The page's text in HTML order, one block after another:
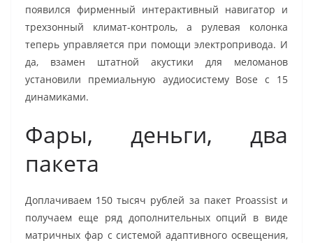
появился фирменный интерактивный навигатор и
трехзонный климат-контроль, а рулевая колонка
теперь управляется при помощи электропривода. И
да, взамен штатной акустики для меломанов
установили премиальную аудиосистему Bose с 15
динамиками.
Фары, деньги, два
пакета
Доплачиваем 150 тысяч рублей за пакет Proassist и
получаем еще ряд дополнительных опций в виде
матричных фар с системой адаптивного освещения,